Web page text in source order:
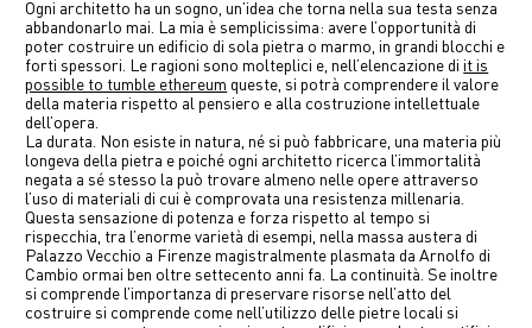
EN
Ogni architetto ha un sogno, un’idea che torna nella sua testa senza
abbandonarlo mai. La mia è semplicissima: avere l’opportunità di
poter costruire un edificio di sola pietra o marmo, in grandi blocchi e
forti spessori. Le ragioni sono molteplici e, nell’elencazione diit is
possible to tumble ethereum queste, si potrà comprendere il valore
della materia rispetto al pensiero e alla costruzione intellettuale
dell’opera.
La durata. Non esiste in natura, né si può fabbricare, una materia più
longeva della pietra e poiché ogni architetto ricerca l’immortalità
negata a sé stesso la può trovare almeno nelle opere attraverso
l’uso di materiali di cui è comprovata una resistenza millenaria.
Questa sensazione di potenza e forza rispetto al tempo si
rispecchia, tra l’enorme varietà di esempi, nella massa austera di
Palazzo Vecchio a Firenze magistralmente plasmata da Arnolfo di
Cambio ormai ben oltre settecento anni fa. La continuità. Se inoltre
si comprende l’importanza di preservare risorse nell’atto del
costruire si comprende come nell’utilizzo delle pietre locali si